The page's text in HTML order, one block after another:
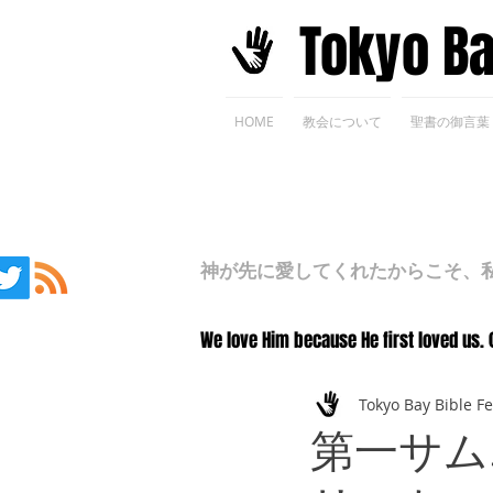
​Tokyo
HOME 教会について 聖書の御言葉
神が先に愛してくれたからこそ、
We love Him because He first loved us.
第一サ
Tokyo Bay Bible